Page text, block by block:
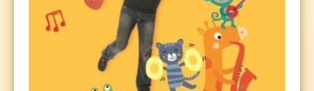
bien sûr les bienvenus (réservez un billet gratuit, un
justificatif vous sera demandé à l'entrée).